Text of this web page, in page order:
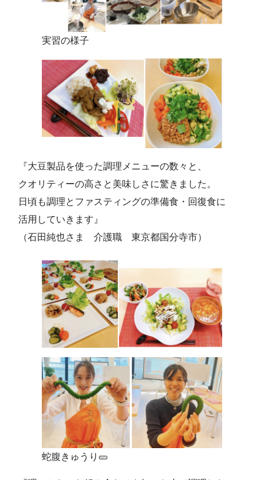
実習の様子
『大豆製品を使った調理メニューの数々と、
クオリティーの高さと美味しさに驚きました。
日頃も調理とファスティングの準備食・回復食に
活用していきます』
（石田純也さま 介護職 東京都国分寺市）
蛇腹きゅうり🥒